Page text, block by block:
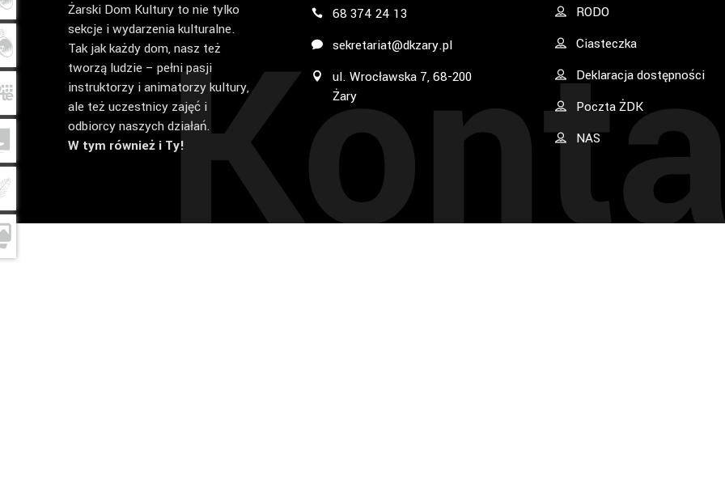
Żarski Dom Kultury to nie tylko
sekcje i wydarzenia kulturalne.
Tak jak każdy dom, nasz też
tworzą ludzie – pełni pasji
instruktorzy i animatorzy kultury,
ale też uczestnicy zajęć i
odbiorcy naszych działań.
W tym również i Ty!
68 374 24 13
sekretariat@dkzary.pl
ul. Wrocławska 7, 68-200
Żary
RODO
Ciasteczka
Deklaracja dostępności
Poczta ŻDK
NAS